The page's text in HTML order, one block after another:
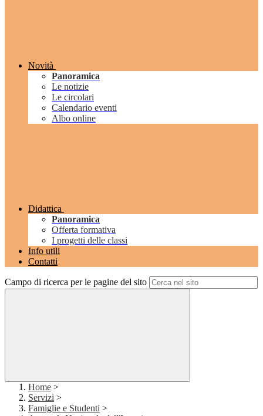
Novità
Panoramica
Le notizie
Le circolari
Calendario eventi
Albo online
Didattica
Panoramica
Offerta formativa
I progetti delle classi
Info utili
Contatti
Campo di ricerca per le pagine del sito
Home >
Servizi >
Famiglie e Studenti >